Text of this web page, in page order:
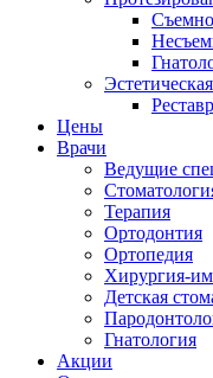
Цены
Врачи
Ведущие
Терапия
Ортодонтия
Ортопедия
Хирургия-
Детская
Гнатология
Акции